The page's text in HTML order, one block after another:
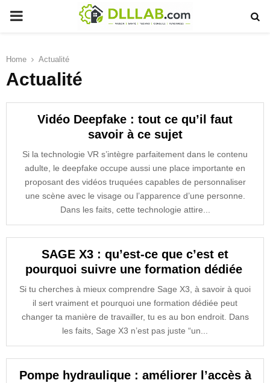
PRIMARY
Home Actualité
Actualité
Vidéo Deepfake : tout ce qu’il faut
savoir à ce sujet
Si la technologie VR s’intègre parfaitement dans le contenu
adulte, le deepfake occupe aussi une place importante en
proposant des vidéos truquées capables de personnaliser
une scène avec le visage ou l’apparence d’une personne.
Dans les faits, cette technologie attire...
SAGE X3 : qu’est-ce que c’est et
pourquoi suivre une formation dédiée
Si tu cherches à mieux comprendre Sage X3, à savoir à quoi
il sert vraiment et pourquoi une formation dédiée peut
changer ta manière de travailler, tu es au bon endroit. Dans
les faits, Sage X3 n’est pas juste “un...
Pompe hydraulique : améliorer l’accès à